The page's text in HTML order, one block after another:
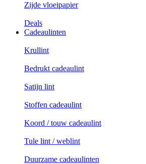
Zijde vloeipapier
Deals
Cadeaulinten
Krullint
Bedrukt cadeaulint
Satijn lint
Stoffen cadeaulint
Koord / touw cadeaulint
Tule lint / weblint
Duurzame cadeaulinten